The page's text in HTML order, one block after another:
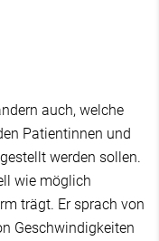
auch, welche
Patientinnen und
werden sollen.
wie möglich
trägt. Er sprach von
Geschwindigkeiten